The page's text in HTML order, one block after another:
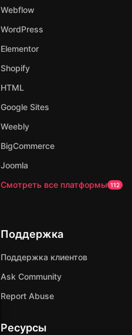
Webflow
WordPress
Elementor
Shopify
HTML
Google Sites
Weebly
BigCommerce
Joomla
Смотреть все платформы 112
Поддержка
Поддержка клиентов
Ask Community
Report Abuse
Ресурсы